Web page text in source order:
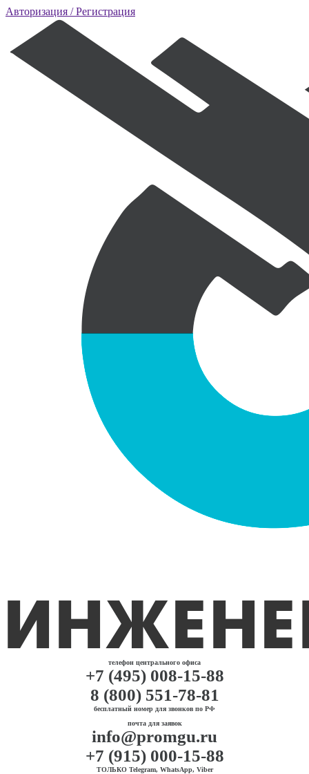
Авторизация / Регистрация
телефон центрального офиса
+7 (495) 008-15-88
8 (800) 551-78-81
бесплатный номер для звонков по РФ
почта для заявок
info@promgu.ru
+7 (915) 000-15-88
ТОЛЬКО Telegram, WhatsApp, Viber